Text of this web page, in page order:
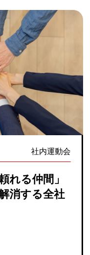
2026.08.03
理念が浸透しな
りないから。